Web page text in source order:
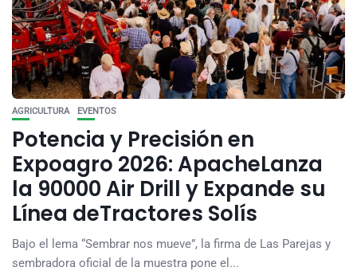
AGRICULTURA EVENTOS
Potencia y Precisión en
Expoagro 2026: ApacheLanza
la 90000 Air Drill y Expande su
Línea deTractores Solís
Bajo el lema “Sembrar nos mueve”, la firma de Las Parejas y
sembradora oficial de la muestra pone el...